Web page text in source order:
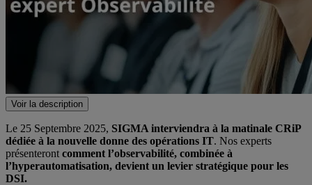
Voir la description
Le 25 Septembre 2025, SIGMA interviendra à la matinale CRiP
dédiée à la nouvelle donne des opérations IT. Nos experts
présenteront comment l’observabilité, combinée à
l’hyperautomatisation, devient un levier stratégique pour les
DSI.